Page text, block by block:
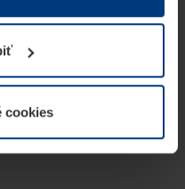
ostatné typy cookie
povolenie môžete
vo vysvetlení cookie
cookies